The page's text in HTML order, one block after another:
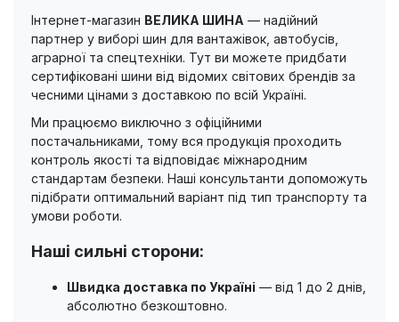
Інтернет-магазин ВЕЛИКА ШИНА — надійний
партнер у виборі шин для вантажівок, автобусів,
аграрної та спецтехніки. Тут ви можете придбати
сертифіковані шини від відомих світових брендів за
чесними цінами з доставкою по всій Україні.
Ми працюємо виключно з офіційними
постачальниками, тому вся продукція проходить
контроль якості та відповідає міжнародним
стандартам безпеки. Наші консультанти допоможуть
підібрати оптимальний варіант під тип транспорту та
умови роботи.
Наші сильні сторони:
Швидка доставка по Україні — від 1 до 2 днів,
абсолютно безкоштовно.